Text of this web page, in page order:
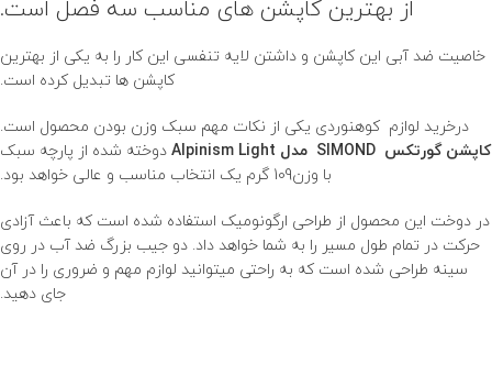
از بهترین کاپشن های مناسب سه فصل است.
خاصیت ضد آبی این کاپشن و داشتن لایه تنفسی این کار را به یکی از بهترین
کاپشن ها تبدیل کرده است.
درخرید لوازم کوهنوردی یکی از نکات مهم سبک وزن بودن محصول است.
کاپشن گورتکس SIMOND مدل Alpinism Light
دوخته شده از پارچه سبک
با وزن109 گرم یک انتخاب مناسب و عالی خواهد بود.
در دوخت این محصول از طراحی ارگونومیک استفاده شده است که باعث آزادی
حرکت در تمام طول مسیر را به شما خواهد داد. دو جیب بزرگ ضد آب در روی
سینه طراحی شده است که به راحتی میتوانید لوازم مهم و ضروری را در آن
جای دهید.